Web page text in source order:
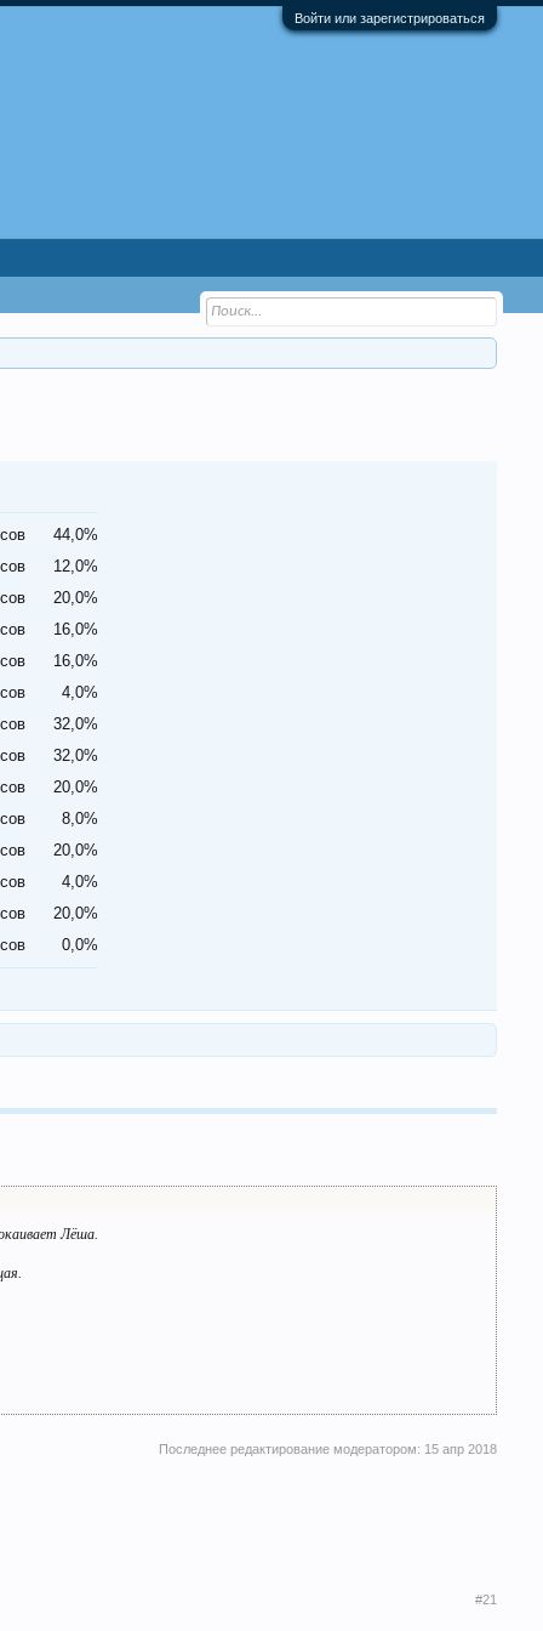
Войти или зарегистрироваться
44,0%
12,0%
20,0%
16,0%
16,0%
4,0%
32,0%
32,0%
20,0%
8,0%
20,0%
4,0%
20,0%
0,0%
Лёша.
Последнее редактирование модератором: 15 апр 2018
#21